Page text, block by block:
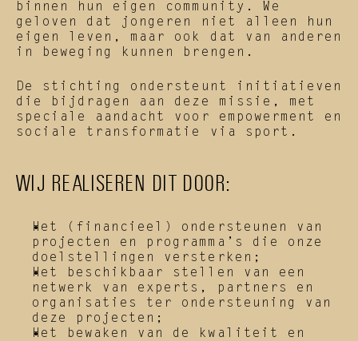
binnen hun eigen community. We
geloven dat jongeren niet alleen hun
eigen leven, maar ook dat van anderen
in beweging kunnen brengen.
De stichting ondersteunt initiatieven
die bijdragen aan deze missie, met
speciale aandacht voor empowerment en
sociale transformatie via sport.
WIJ REALISEREN DIT DOOR:
Het (financieel) ondersteunen van
projecten en programma’s die onze
doelstellingen versterken;
Het beschikbaar stellen van een
netwerk van experts, partners en
organisaties ter ondersteuning van
deze projecten;
Het bewaken van de kwaliteit en